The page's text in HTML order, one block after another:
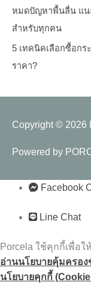
หมดปัญหาพื้นลื่น แน
สำหรับทุกคน
5 เทคนิคเลือกซื้อกร
ราคา?
Copyright © 2026
Powered by
Facebook
Line Chat
Porcela ใช้คุกกี้เพื่อ
อ่านนโยบายคุ้มครอ
นโยบายคุกกี้